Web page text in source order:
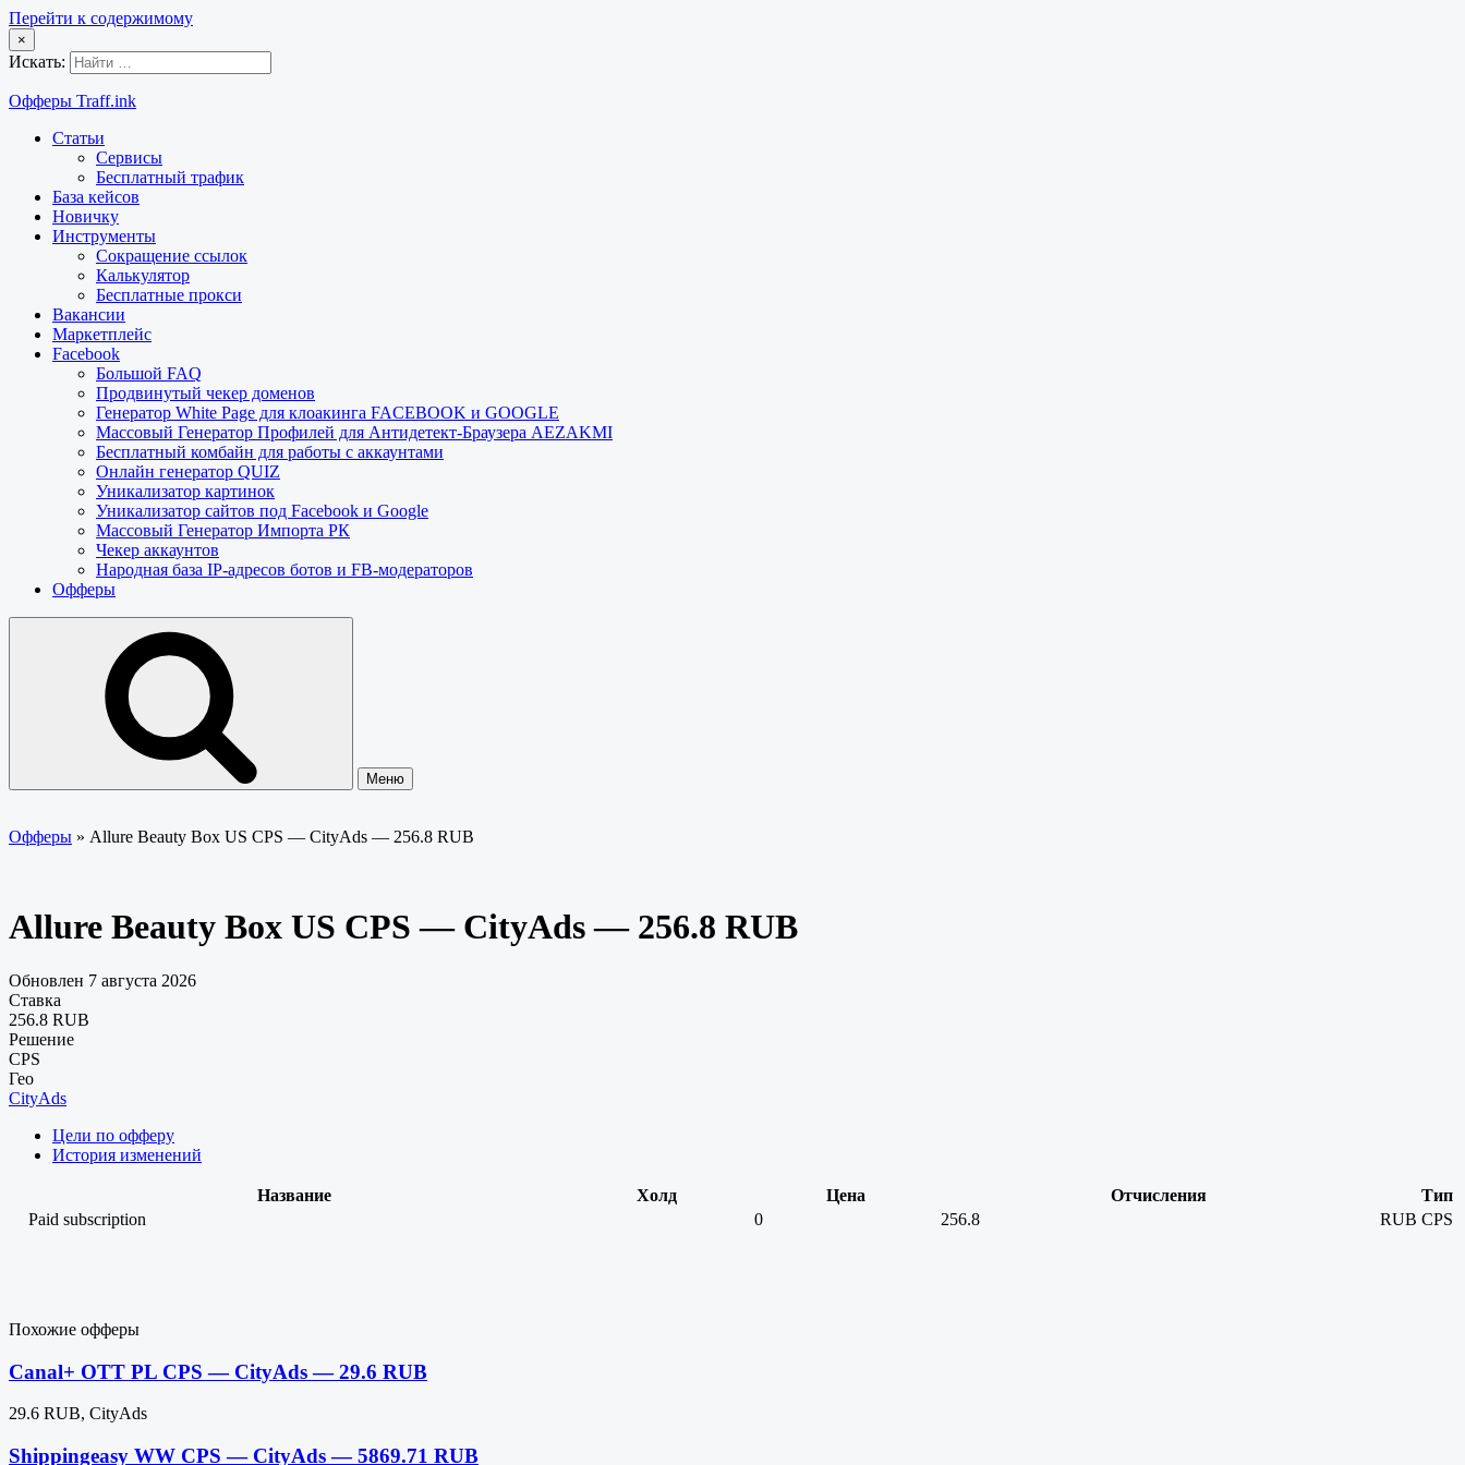
Перейти к содержимому
×
Искать:
Офферы Traff.ink
Статьи
Сервисы
Бесплатный трафик
База кейсов
Новичку
Инструменты
Сокращение ссылок
Калькулятор
Бесплатные прокси
Вакансии
Маркетплейс
Facebook
Большой FAQ
Продвинутый чекер доменов
Генератор White Page для клоакинга FACEBOOK и GOOGLE
Массовый Генератор Профилей для Антидетект-Браузера AEZAKMI
Бесплатный комбайн для работы с аккаунтами
Онлайн генератор QUIZ
Уникализатор картинок
Уникализатор сайтов под Facebook и Google
Массовый Генератор Импорта РК
Чекер аккаунтов
Народная база IP-адресов ботов и FB-модераторов
Офферы
Меню
Офферы » Allure Beauty Box US CPS — CityAds — 256.8 RUB
Allure Beauty Box US CPS — CityAds — 256.8 RUB
Обновлен 7 августа 2026
Ставка
256.8 RUB
Решение
CPS
Гео
CityAds
Цели по офферу
История изменений
Название Холд Цена Отчисления
Тип
Paid subscription
0 256.8 RUB CPS
Похожие офферы
Canal+ OTT PL CPS — CityAds — 29.6 RUB
29.6 RUB, CityAds
Shippingeasy WW CPS — CityAds — 5869.71 RUB